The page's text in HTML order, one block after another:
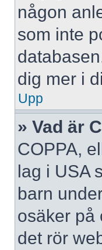
någon
som inte
dig mer i
Upp
» Vad är
COPPA,
lag i USA
barn
osäker på
det rör